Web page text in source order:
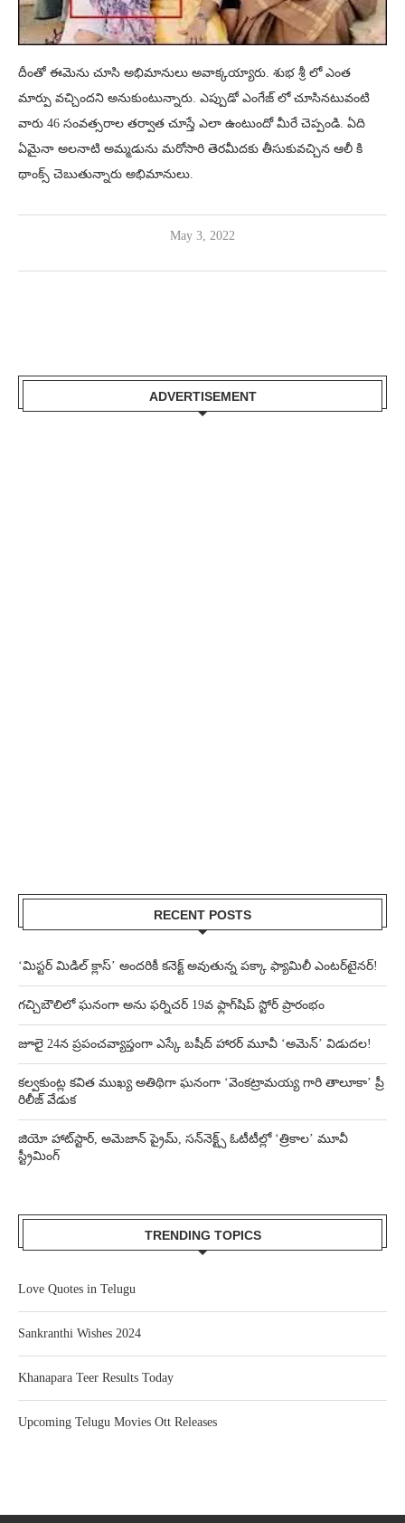
దీంతో ఈమెను చూసి అభిమానులు అవాక్కయ్యారు. శుభ శ్రీ లో ఎంత
మార్పు వచ్చిందని అనుకుంటున్నారు. ఎప్పుడో ఎంగేజ్ లో చూసినటువంటి
వారు 46 సంవత్సరాల తర్వాత చూస్తే ఎలా ఉంటుందో మీరే చెప్పండి. ఏది
ఏమైనా అలనాటి అమ్మడును మరోసారి తెరమీదకు తీసుకువచ్చిన ఆలీ కి
థాంక్స్ చెబుతున్నారు అభిమానులు.
May 3, 2022
ADVERTISEMENT
RECENT POSTS
‘మిస్టర్ మిడిల్ క్లాస్’ అందరికీ కనెక్ట్ అవుతున్న పక్కా ఫ్యామిలీ ఎంటర్‌టైనర్!
గచ్చిబౌలిలో ఘనంగా అను ఫర్నిచర్ 19వ ఫ్లాగ్‌షిప్ స్టోర్ ప్రారంభం
జూలై 24న ప్రపంచవ్యాప్తంగా ఎస్కే బషీద్‌ హారర్ మూవీ ‘అమెన్’ విడుదల!
కల్వకుంట్ల కవిత ముఖ్య అతిథిగా ఘనంగా ‘వెంకట్రామయ్య గారి తాలూకా’ ప్రీ
రిలీజ్ వేడుక
జియో హాట్‌స్టార్, అమెజాన్ ప్రైమ్, సన్‌నెక్ట్స్ ఓటీటీల్లో ‘త్రికాల’ మూవీ
స్ట్రీమింగ్
TRENDING TOPICS
Love Quotes in Telugu
Sankranthi Wishes 2024
Khanapara Teer Results Today
Upcoming Telugu Movies Ott Releases